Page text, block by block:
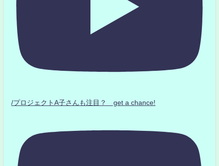
/プロジェクトA子さんも注目？ get a chance!